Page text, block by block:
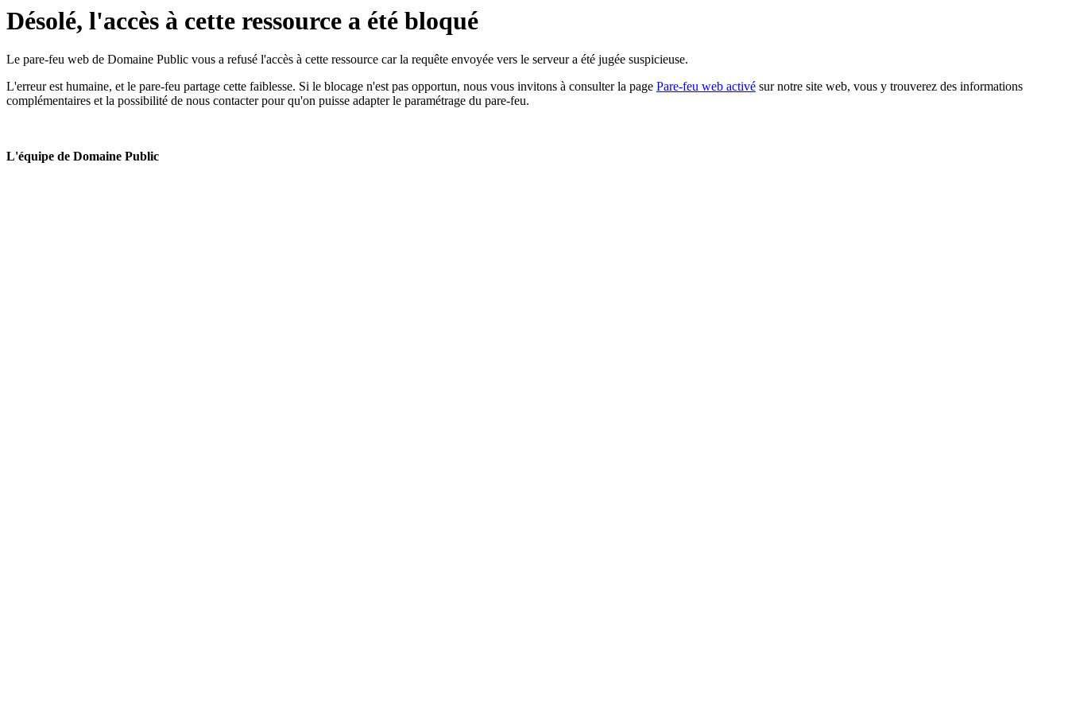
Désolé, l'accès à cette ressource a été bloqué
Le pare-feu web de Domaine Public vous a refusé l'accès à cette ressource car la requête envoyée vers le serveur a été jugée suspicieuse.
L'erreur est humaine, et le pare-feu partage cette faiblesse. Si le blocage n'est pas opportun, nous vous invitons à consulter la page Pare-feu web activé sur notre site web, vous y trouverez des informations
complémentaires et la possibilité de nous contacter pour qu'on puisse adapter le paramétrage du pare-feu.
L'équipe de Domaine Public